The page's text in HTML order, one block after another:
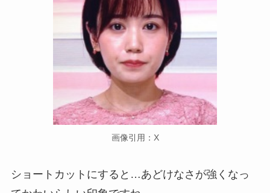
画像引用：X
ショートカットにすると…あどけなさが強くなっ